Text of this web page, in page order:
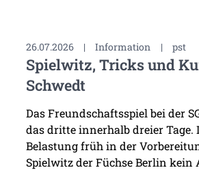
26.07.2026 | Information | pst
Spielwitz, Tricks und
Schwedt
Das Freundschaftsspiel bei der
das dritte innerhalb dreier Tage.
Belastung früh in der
Spielwitz der Füchse Berlin kein